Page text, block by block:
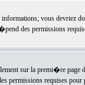
vous devriez
des permissions
sur la premi�re
permissions requises pour